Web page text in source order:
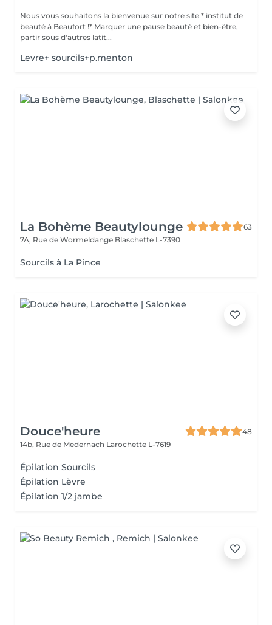
Nous vous souhaitons la bienvenue sur notre site * institut de
beauté à Beaufort !* Marquer une pause beauté et bien-être,
partir sous d'autres latit...
Levre+ sourcils+p.menton
La Bohème Beautylounge
63
7A, Rue de Wormeldange Blaschette L-7390
Sourcils à La Pince
Douce'heure
48
14b, Rue de Medernach Larochette L-7619
Épilation Sourcils
Épilation Lèvre
Épilation 1/2 jambe